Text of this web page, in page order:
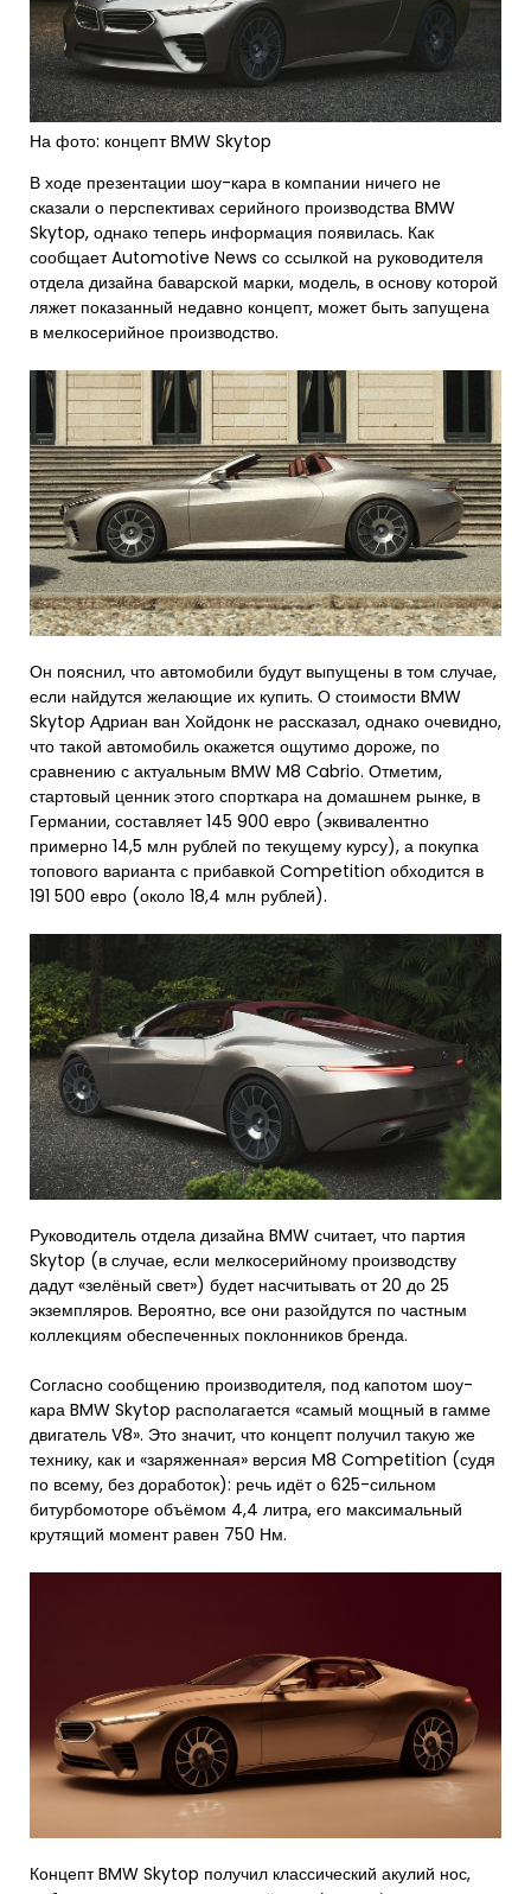
На фото: концепт BMW Skytop
В ходе презентации шоу-кара в компании ничего не
сказали о перспективах серийного производства BMW
Skytop, однако теперь информация появилась. Как
сообщает Automotive News со ссылкой на руководителя
отдела дизайна баварской марки, модель, в основу которой
ляжет показанный недавно концепт, может быть запущена
в мелкосерийное производство.
Он пояснил, что автомобили будут выпущены в том случае,
если найдутся желающие их купить. О стоимости BMW
Skytop Адриан ван Хойдонк не рассказал, однако очевидно,
что такой автомобиль окажется ощутимо дороже, по
сравнению с актуальным BMW M8 Cabrio. Отметим,
стартовый ценник этого спорткара на домашнем рынке, в
Германии, составляет 145 900 евро (эквивалентно
примерно 14,5 млн рублей по текущему курсу), а покупка
топового варианта с прибавкой Competition обходится в
191 500 евро (около 18,4 млн рублей).
Руководитель отдела дизайна BMW считает, что партия
Skytop (в случае, если мелкосерийному производству
дадут «зелёный свет») будет насчитывать от 20 до 25
экземпляров. Вероятно, все они разойдутся по частным
коллекциям обеспеченных поклонников бренда.
Согласно сообщению производителя, под капотом шоу-
кара BMW Skytop располагается «самый мощный в гамме
двигатель V8». Это значит, что концепт получил такую же
технику, как и «заряженная» версия M8 Competition (судя
по всему, без доработок): речь идёт о 625-сильном
битурбомоторе объёмом 4,4 литра, его максимальный
крутящий момент равен 750 Нм.
Концепт BMW Skytop получил классический акулий нос,